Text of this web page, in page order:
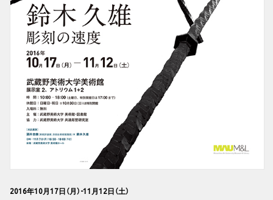
2016年10月17日（月）-11月12日（土）